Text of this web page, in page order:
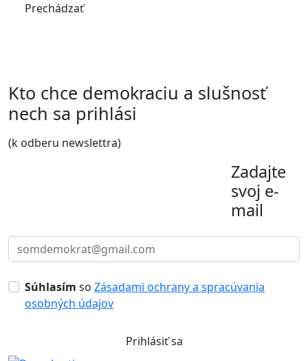
Prechádzať
Kto chce demokraciu a slušnosť
nech sa prihlási
(k odberu newslettra)
Zadajte
svoj e-
mail
Súhlasím so Zásadami ochrany a spracúvania
osobných údajov
Prihlásiť sa